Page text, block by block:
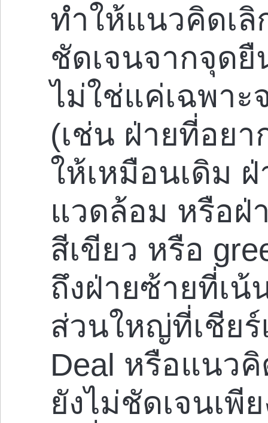
ทำให้แนวคิดเลิ
ชัดเจนจากจุดยื
ไม่ใช่แค่เฉพา
(เช่น ฝ่ายที่อยา
ให้เหมือนเดิม
แวดล้อม หรือฝ่
สีเขียว หรือ
ถึงฝ่ายซ้ายที่เ
ส่วนใหญ่ที่เชีย
Deal หรือแนว
ยังไม่ชัดเจนเพี